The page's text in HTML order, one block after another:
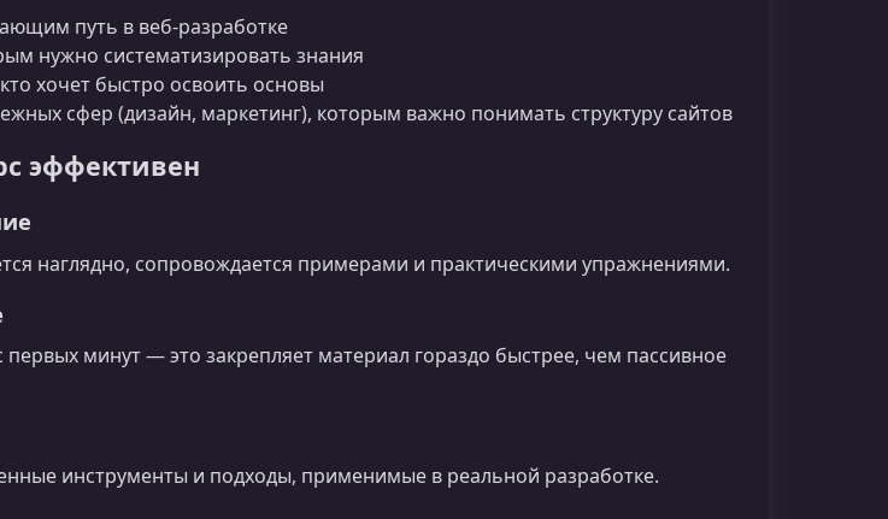
путь в веб‑разработке
нужно систематизировать знания
хочет быстро освоить основы
сфер (дизайн, маркетинг), которым важно понимать структуру сайтов
эффективен
наглядно, сопровождается примерами и практическими упражнениями.
первых минут — это закрепляет материал гораздо быстрее, чем пассивное
инструменты и подходы, применимые в реальной разработке.